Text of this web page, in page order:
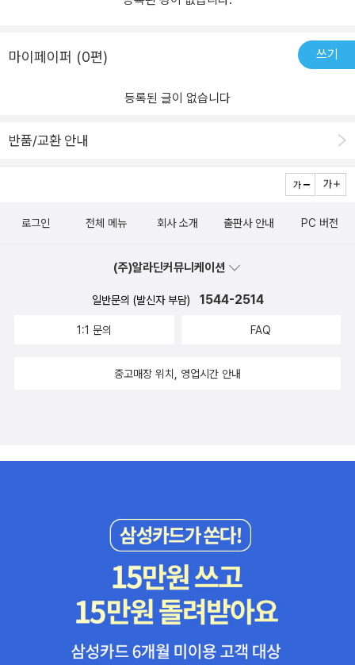
마이페이퍼 (0편) 쓰기
등록된 글이 없습니다
반품/교환 안내
로그인 전체 메뉴 회사 소개 출판사 안내 PC 버전
(주)알라딘커뮤니케이션
일반문의 (발신자 부담) 1544-2514
1:1 문의 FAQ
중고매장 위치, 영업시간 안내